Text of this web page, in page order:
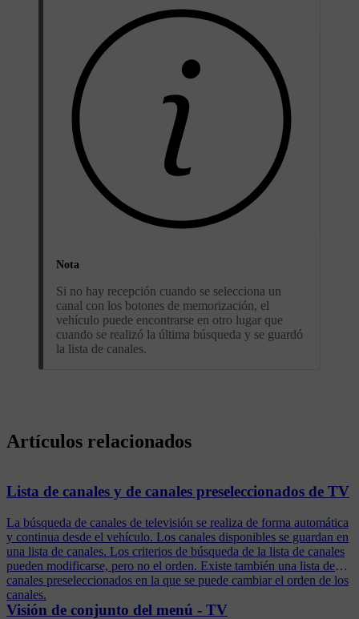
Nota
Si no hay recepción cuando se selecciona un
canal con los botones de memorización, el
vehículo puede encontrarse en otro lugar que
cuando se realizó la última búsqueda y se guardó
la lista de canales.
Artículos relacionados
Lista de canales y de canales preseleccionados de TV
La búsqueda de canales de televisión se realiza de forma automática
y continua desde el vehículo. Los canales disponibles se guardan en
una lista de canales. Los criterios de búsqueda de la lista de canales
pueden modificarse, pero no el orden. Existe también una lista de
canales preseleccionados en la que se puede cambiar el orden de los
canales.
Visión de conjunto del menú - TV